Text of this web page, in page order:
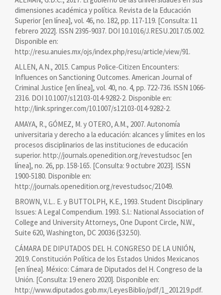
dimensiones académica y política. Revista de la Educación
Superior [en línea], vol. 46, no. 182, pp. 117-119. [Consulta: 11
febrero 2022]. ISSN 2395-9037. DOI 10.1016/J.RESU.2017.05.002.
Disponible en:
http://resu.anuies.mx/ojs/index.php/resu/article/view/91.
ALLEN, A.N., 2015. Campus Police-Citizen Encounters:
Influences on Sanctioning Outcomes. American Journal of
Criminal Justice [en línea], vol. 40, no. 4, pp. 722-736. ISSN 1066-
2316. DOI 10.1007/s12103-014-9282-2. Disponible en:
http://link.springer.com/10.1007/s12103-014-9282-2.
AMAYA, R., GÓMEZ, M. y OTERO, A.M., 2007. Autonomía
universitaria y derecho a la educación: alcances y límites en los
procesos disciplinarios de las instituciones de educación
superior. http://journals.openedition.org/revestudsoc [en
línea], no. 26, pp. 158-165. [Consulta: 9 octubre 2023]. ISSN
1900-5180. Disponible en:
http://journals.openedition.org/revestudsoc/21049.
BROWN, V.L.. E. y BUTTOLPH, K.E., 1993. Student Disciplinary
Issues: A Legal Compendium. 1993. S.l.: National Association of
College and University Attorneys, One Dupont Circle, N.W.,
Suite 620, Washington, DC 20036 ($32.50).
CÁMARA DE DIPUTADOS DEL H. CONGRESO DE LA UNIÓN,
2019. Constitución Política de los Estados Unidos Mexicanos
[en línea]. México: Cámara de Diputados del H. Congreso de la
Unión. [Consulta: 19 enero 2020]. Disponible en:
http://www.diputados.gob.mx/LeyesBiblio/pdf/1_201219.pdf.